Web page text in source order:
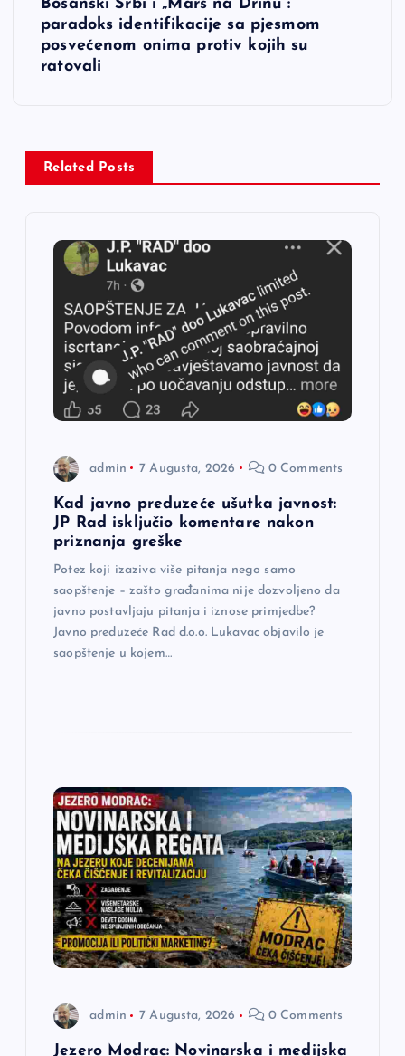
c
Bosanski Srbi i „Marš na Drinu“:
paradoks identifikacije sa pjesmom
posvećenom onima protiv kojih su
ratovali
Related Posts
admin 7 Augusta, 2026 0 Comments
Kad javno preduzeće ušutka javnost:
JP Rad isključio komentare nakon
priznanja greške
Potez koji izaziva više pitanja nego samo
saopštenje – zašto građanima nije dozvoljeno da
javno postavljaju pitanja i iznose primjedbe?
Javno preduzeće Rad d.o.o. Lukavac objavilo je
saopštenje u kojem…
admin 7 Augusta, 2026 0 Comments
Jezero Modrac: Novinarska i medijska